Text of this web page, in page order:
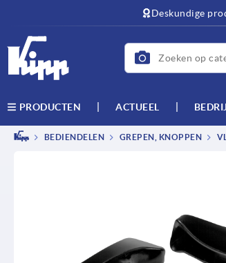
Deskundige
PRODUCTEN ACTUEEL
BEDIENDELEN GREPEN, KNOPPEN